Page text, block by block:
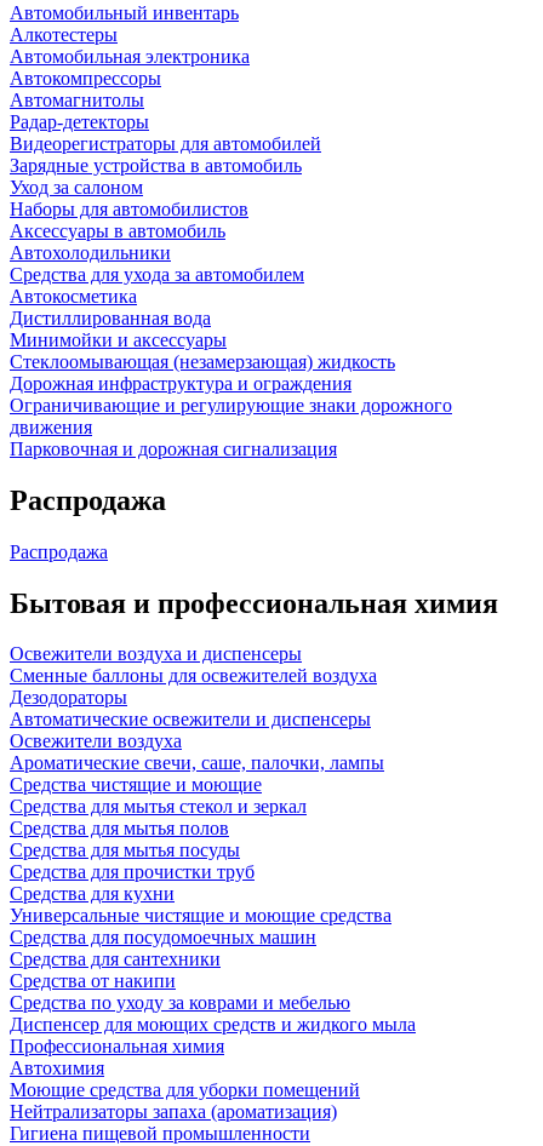
Автомобильный инвентарь
Алкотестеры
Автомобильная электроника
Автокомпрессоры
Автомагнитолы
Радар-детекторы
Видеорегистраторы для автомобилей
Зарядные устройства в автомобиль
Уход за салоном
Наборы для автомобилистов
Аксессуары в автомобиль
Автохолодильники
Средства для ухода за автомобилем
Автокосметика
Дистиллированная вода
Минимойки и аксессуары
Стеклоомывающая (незамерзающая) жидкость
Дорожная инфраструктура и ограждения
Ограничивающие и регулирующие знаки дорожного
движения
Парковочная и дорожная сигнализация
Распродажа
Распродажа
Бытовая и профессиональная химия
Освежители воздуха и диспенсеры
Сменные баллоны для освежителей воздуха
Дезодораторы
Автоматические освежители и диспенсеры
Освежители воздуха
Ароматические свечи, саше, палочки, лампы
Средства чистящие и моющие
Средства для мытья стекол и зеркал
Средства для мытья полов
Средства для мытья посуды
Средства для прочистки труб
Средства для кухни
Универсальные чистящие и моющие средства
Средства для посудомоечных машин
Средства для сантехники
Средства от накипи
Средства по уходу за коврами и мебелью
Диспенсер для моющих средств и жидкого мыла
Профессиональная химия
Автохимия
Моющие средства для уборки помещений
Нейтрализаторы запаха (ароматизация)
Гигиена пищевой промышленности